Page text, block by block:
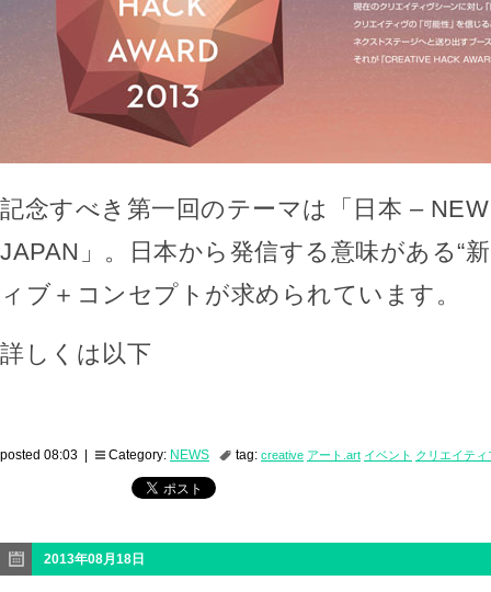
記念すべき第一回のテーマは「日本 –
JAPAN」。日本から発信する意味がある“
ィブ＋コンセプトが求められています。
詳しくは以下
posted 08:03 | Category: NEWS tag: creative アート.art イベント クリエイティ
2013年08月18日